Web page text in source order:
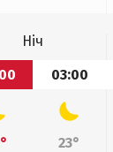
Ніч
03:00
23°